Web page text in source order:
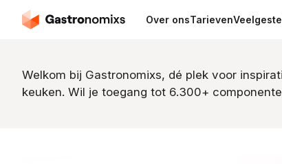
Over onsTarieven
Welkom bij Gastronomixs, dé plek voor
keuken. Wil je toegang tot 6.300+